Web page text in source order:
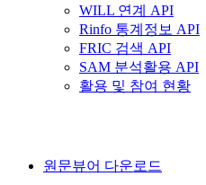
WILL 연계 API
Rinfo 통계정보 API
FRIC 검색 API
SAM 분석활용 API
활용 및 참여 현황
원문뷰어 다운로드